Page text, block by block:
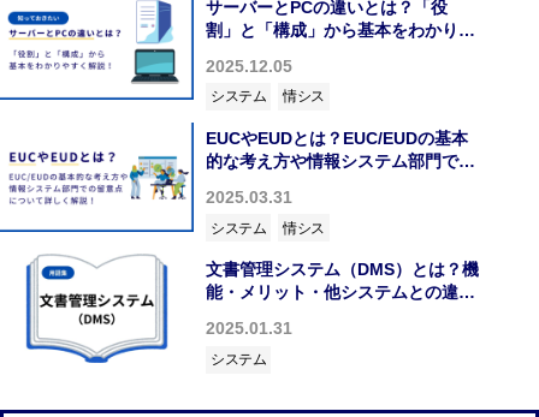
サーバーとPCの違いとは？「役
割」と「構成」から基本をわかりや
2025.12.05
システム 情シス
EUCやEUDとは？EUC/EUDの基本
的な考え方や情報システム部門での
2025.03.31
システム 情シス
文書管理システム（DMS）とは？機
能・メリット・他システムとの違い
2025.01.31
システム